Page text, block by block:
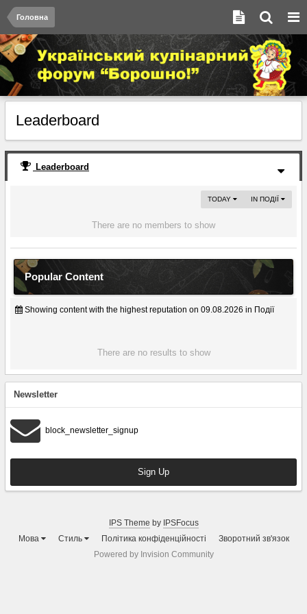
Головна
Leaderboard
Leaderboard
IN ПОДІЇ
TODAY
There are no members to show
Popular Content
Showing content with the highest reputation on 09.08.2026 in Події
There are no results to show
Newsletter
block_newsletter_signup
Sign Up
IPS Theme by IPSFocus
Мова
Стиль Політика конфіденційності
Зворотний зв'язок
Powered by Invision Community